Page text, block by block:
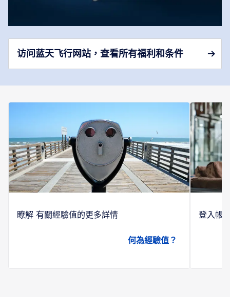
访问蓝天飞行网站，查看所有福利和条件
瞭解 有關經驗值的更多詳情
何為經驗值？
登入帳